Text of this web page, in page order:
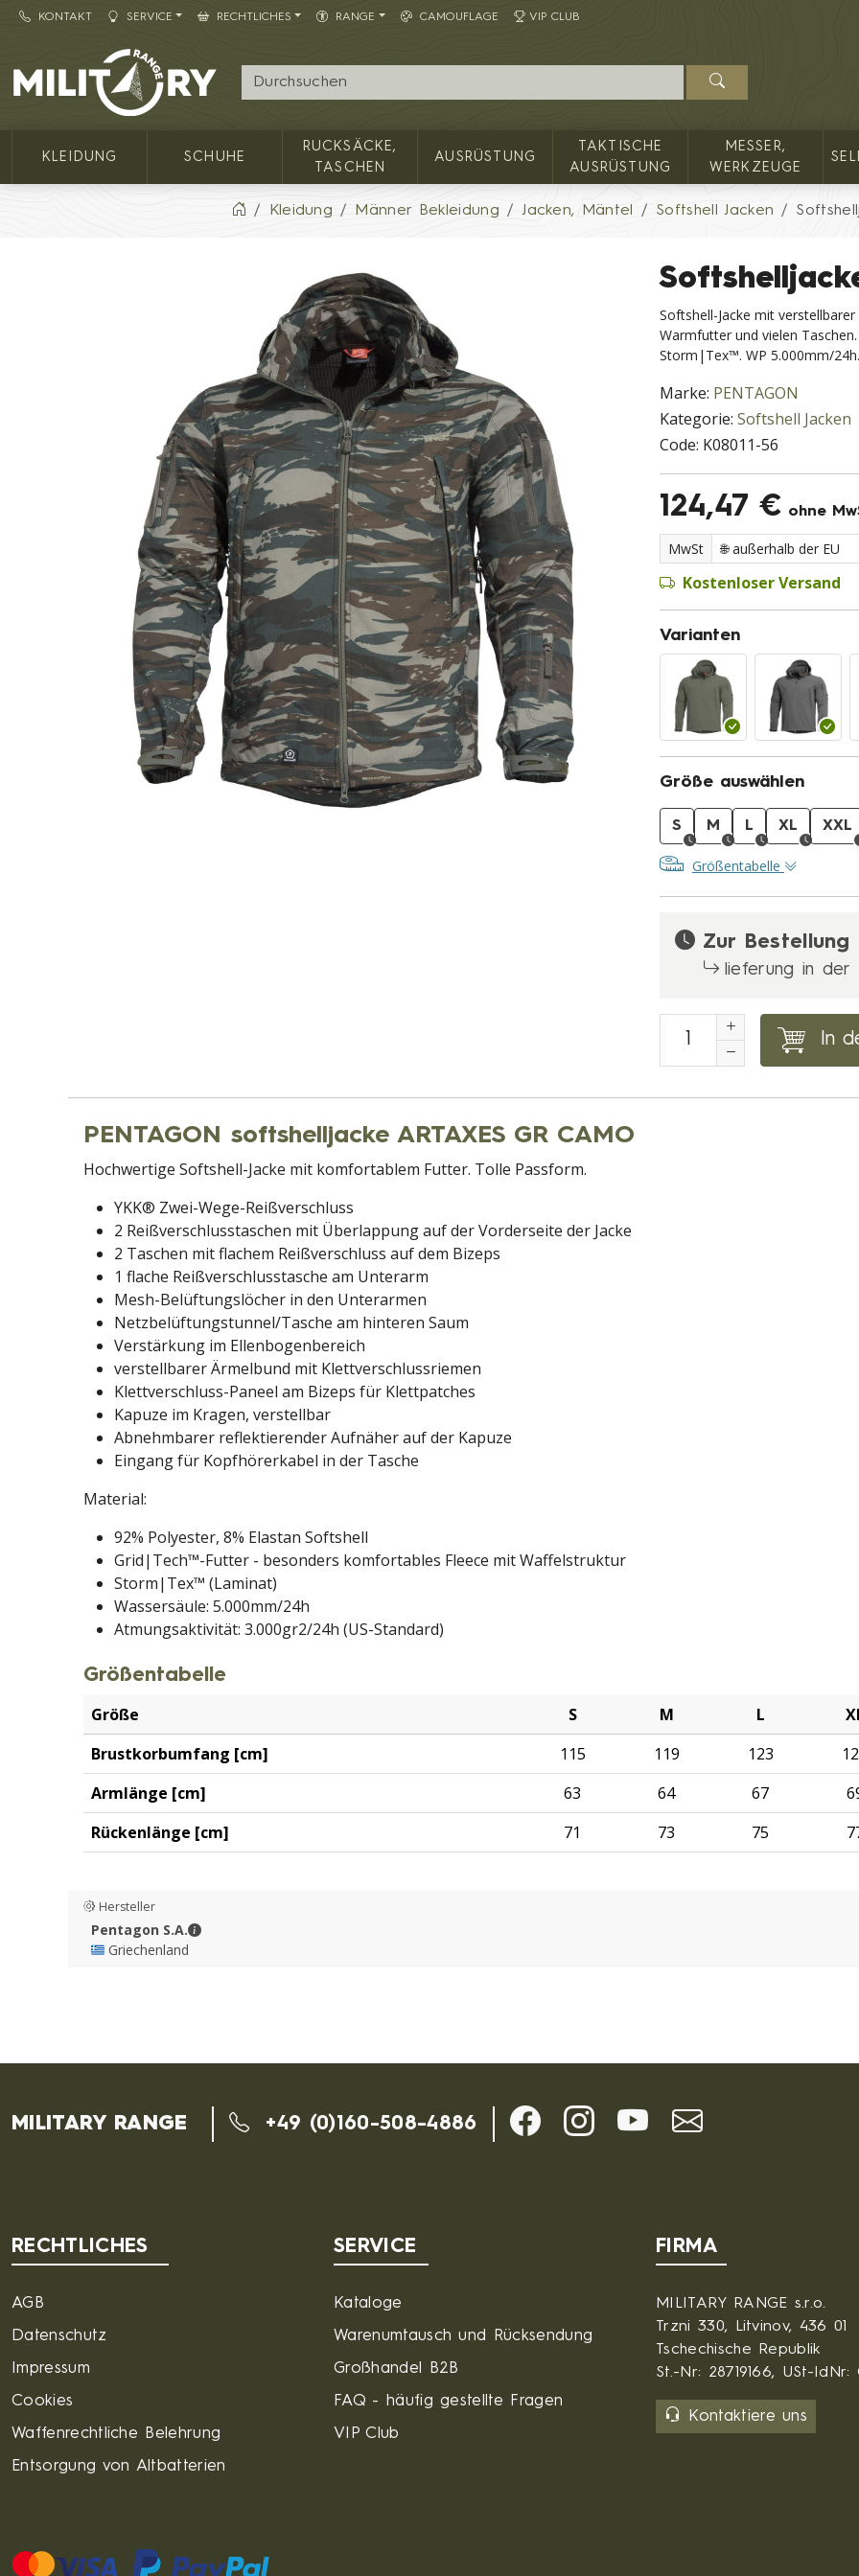
KONTAKT SERVICE RECHTLICHES RANGE CAMOUFLAGE VIP CLUB
Army shop MILITARY RANGE
KLEIDUNG SCHUHE
RUCKSÄCKE,
TASCHEN
AUSRÜSTUNG
TAKTISCHE
AUSRÜSTUNG
MESSER,
WERKZEUGE
Kleidung Männer Bekleidung Jacken, Mäntel Softshell Jacken
Softshell-Jacke mit
Warmfutter und vielen
Storm|Tex™. WP 5.000mm/24h.
Marke: PENTAGON
Kategorie: Softshell Jacken
Code: K08011-56
124,47 € ohne
MwSt
Kostenloser Versand
Varianten
Größe auswählen
S M L XL XXL
Größentabelle
Zur Bestellung
lieferung in der
In
PENTAGON softshelljacke ARTAXES GR CAMO
Hochwertige Softshell-Jacke mit komfortablem Futter. Tolle Passform.
YKK® Zwei-Wege-Reißverschluss
2 Reißverschlusstaschen mit Überlappung auf der Vorderseite der Jacke
2 Taschen mit flachem Reißverschluss auf dem Bizeps
1 flache Reißverschlusstasche am Unterarm
Mesh-Belüftungslöcher in den Unterarmen
Netzbelüftungstunnel/Tasche am hinteren Saum
Verstärkung im Ellenbogenbereich
verstellbarer Ärmelbund mit Klettverschlussriemen
Klettverschluss-Paneel am Bizeps für Klettpatches
Kapuze im Kragen, verstellbar
Abnehmbarer reflektierender Aufnäher auf der Kapuze
Eingang für Kopfhörerkabel in der Tasche
Material:
92% Polyester, 8% Elastan Softshell
Grid|Tech™-Futter - besonders komfortables Fleece mit Waffelstruktur
Storm|Tex™ (Laminat)
Wassersäule: 5.000mm/24h
Atmungsaktivität: 3.000gr2/24h (US-Standard)
Größentabelle
Größe S M L
Brustkorbumfang [cm]
115 119 123
Armlänge [cm]
63 64 67
Rückenlänge [cm]
71 73 75
Hersteller
Pentagon S.A.
Pentagon S.A. - Kontaktdaten
🇬🇷 Griechenland
MILITARY RANGE +49 (0)160-508-4886
RECHTLICHES
AGB
Datenschutz
Impressum
Cookies
Waffenrechtliche Belehrung
Entsorgung von Altbatterien
SERVICE
Kataloge
Warenumtausch und Rücksendung
Großhandel B2B
FAQ - häufig gestellte Fragen
VIP Club
FIRMA
MILITARY RANGE s.r.o.
Trzni 330, Litvinov, 436 01
Tschechische Republik
St.-Nr: 28719166, USt-IdNr:
Kontaktiere uns